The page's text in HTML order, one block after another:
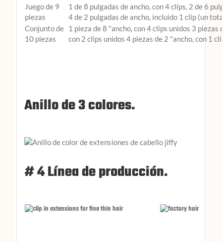
Juego de 9
piezas
1 de 8 pulgadas de ancho, con 4 clips, 2 de 6
4 de 2 pulgadas de ancho, incluido 1 clip (un
Conjunto de
10 piezas
1 pieza de 8 "ancho, con 4 clips unidos 3
con 2 clips unidos 4 piezas de 2 "ancho, con 1
Anillo de 3 colores.
# 4 Línea de producción.